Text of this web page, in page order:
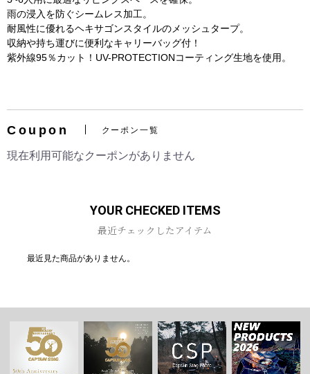
お買い物を続ける
雨の浸入を防ぐシームレス加工。
耐風性に優れるヘキサゴンスタイルのメッシュタープ。
収納や持ち運びに便利なキャリーバッグ付！
紫外線95％カット！UV-PROTECTIONコーティング生地を使用。
Coupon クーポン一覧
現在利用可能なクーポンがありません
YOUR CHECKED ITEMS
最近チェックしたアイテム
最近見た商品がありません。